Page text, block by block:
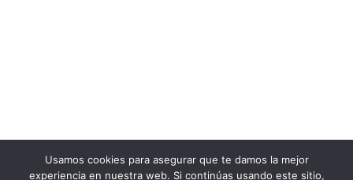
Usamos cookies para asegurar que te damos la mejor
experiencia en nuestra web. Si continúas usando este sitio,